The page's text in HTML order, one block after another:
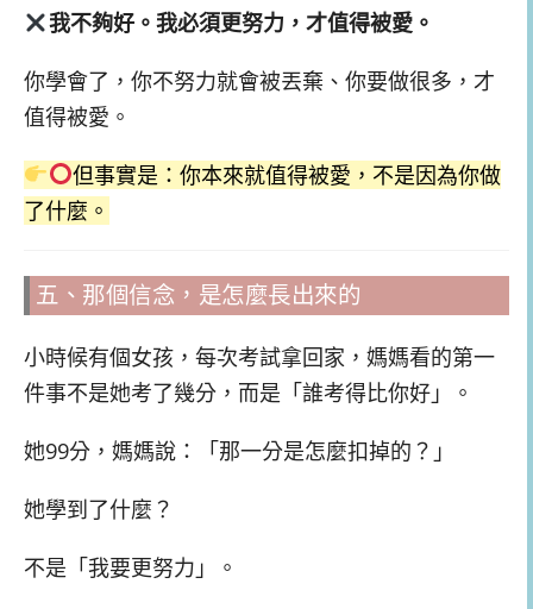
我不夠好。我必須更努力，才值得被愛。
你學會了，你不努力就會被丟棄、你要做很多，才
值得被愛。
但事實是：你本來就值得被愛，不是因為你做
了什麼。
五、那個信念，是怎麼長出來的
小時候有個女孩，每次考試拿回家，媽媽看的第一
件事不是她考了幾分，而是「誰考得比你好」。
她99分，媽媽說：「那一分是怎麼扣掉的？」
她學到了什麼？
不是「我要更努力」。